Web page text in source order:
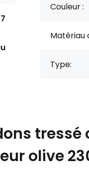
Couleur :
Matériau
Type:
tressé
olive